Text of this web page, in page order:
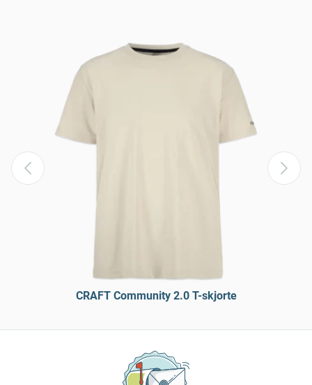
CRAFT Community 2.0 T-skjorte